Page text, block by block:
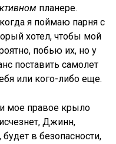
планере.
я поймаю парня с
хотел, чтобы мой
побью их, но у
поставить самолет
или кого-либо еще.
мое правое крыло
Джинн,
в безопасности,